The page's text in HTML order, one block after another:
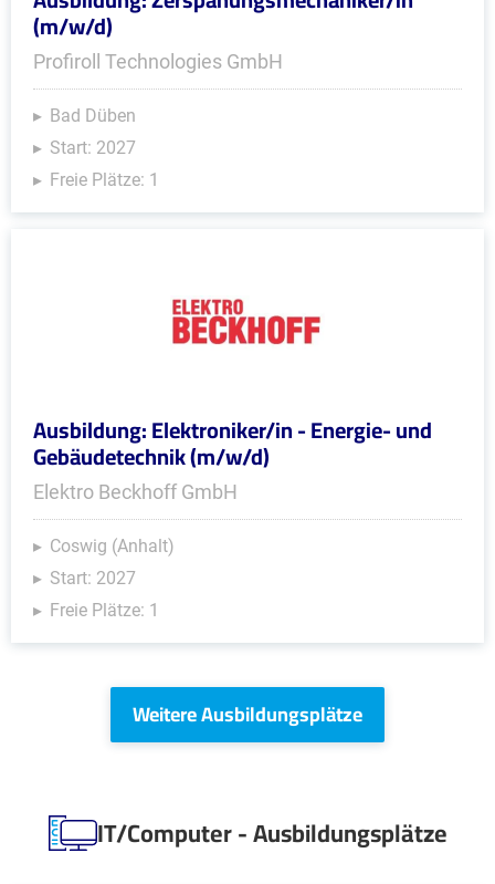
(m/w/d)
Profiroll Technologies GmbH
Bad Düben
Start: 2027
Freie Plätze: 1
Ausbildung: Elektroniker/in - Energie- und
Gebäudetechnik (m/w/d)
Elektro Beckhoff GmbH
Coswig (Anhalt)
Start: 2027
Freie Plätze: 1
Weitere Ausbildungsplätze
IT/Computer - Ausbildungsplätze